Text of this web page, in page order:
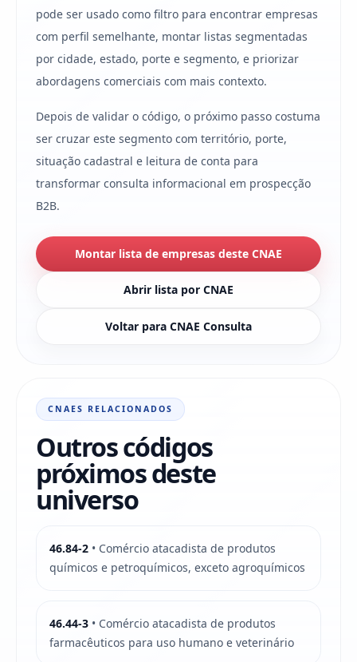
pode ser usado como filtro para encontrar empresas
com perfil semelhante, montar listas segmentadas
por cidade, estado, porte e segmento, e priorizar
abordagens comerciais com mais contexto.
Depois de validar o código, o próximo passo costuma
ser cruzar este segmento com território, porte,
situação cadastral e leitura de conta para
transformar consulta informacional em prospecção
B2B.
Montar lista de empresas deste CNAE
Abrir lista por CNAE
Voltar para CNAE Consulta
CNAES RELACIONADOS
Outros códigos
próximos deste
universo
46.84-2 • Comércio atacadista de produtos
químicos e petroquímicos, exceto agroquímicos
46.44-3 • Comércio atacadista de produtos
farmacêuticos para uso humano e veterinário